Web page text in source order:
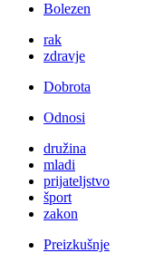
Bolezen
rak
zdravje
Dobrota
Odnosi
družina
mladi
prijateljstvo
šport
zakon
Preizkušnje